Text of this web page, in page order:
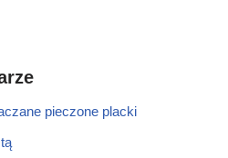
pieczone placki